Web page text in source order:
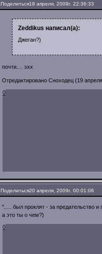
Поделиться19 апреля, 2009г. 22:36:33
Zeddikus написал(а):
Джеган?)
почти.... эхх
Отредактировано Сноходец (19
0
Поделиться20 апреля, 2009г. 00:01:06
"..... был проклят - за предательство и
а это ты о чем?)
0